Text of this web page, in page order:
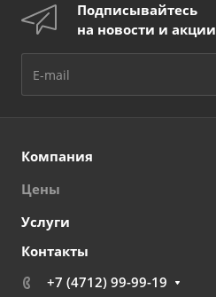
Подписывайтесь
на новости и акции
Компания
Цены
Услуги
Контакты
+7 (4712) 99-99-19